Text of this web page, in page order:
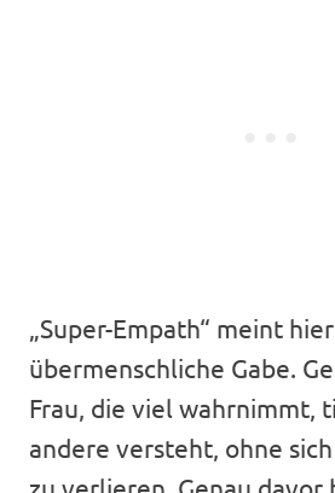
„Super-Empath“ meint
übermenschliche Gabe.
Frau, die viel wahrnimmt,
andere versteht, ohne